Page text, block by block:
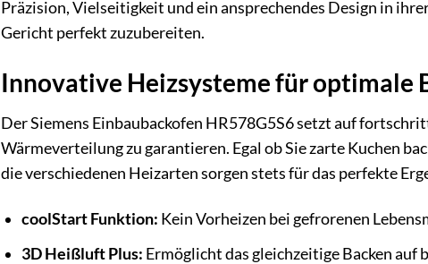
Präzision, Vielseitigkeit und ein ansprechendes Design in
Gericht perfekt zuzubereiten.
Innovative Heizsysteme für optimale
Der Siemens Einbaubackofen HR578G5S6 setzt auf
Wärmeverteilung zu garantieren. Egal ob Sie zarte Kuchen
die verschiedenen Heizarten sorgen stets für das perfekte
coolStart Funktion: Kein Vorheizen bei gefrorenen
3D Heißluft Plus: Ermöglicht das gleichzeitige Backen auf